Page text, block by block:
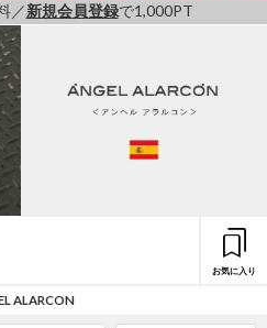
／新規会員登録で1,000PT
お気に入り
ALARCON